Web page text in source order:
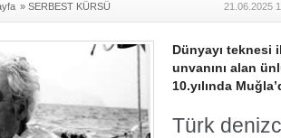
» SERBEST KÜRSÜ 21.06.2025
Dünyayı teknesi
unvanını alan
10.yılında
Türk